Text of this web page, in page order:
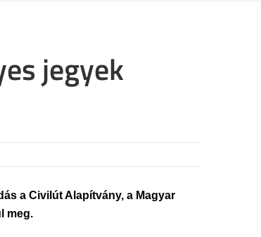
jegyek
a Civilút Alapítvány, a Magyar
meg.